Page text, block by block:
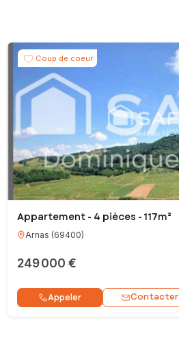
Coup de coeur
Appartement - 4 pièces - 117m²
Arnas (69400)
249 000 €
Appeler Contacter